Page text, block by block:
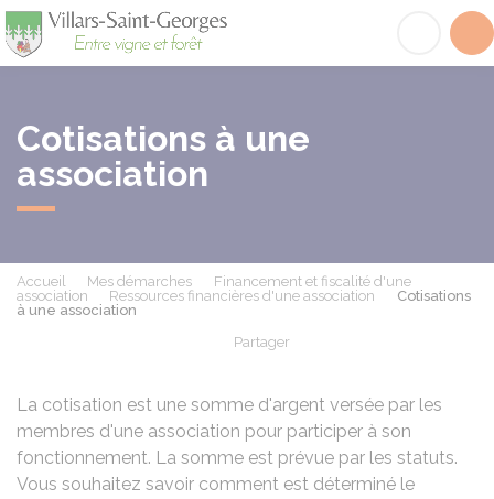
Cotisations à une
association
Accueil Mes démarches
Financement et fiscalité d'une
association
Ressources financières d'une association
Cotisations
à une association
Partager
La cotisation est une somme d'argent versée par les
membres d'une association pour participer à son
fonctionnement. La somme est prévue par les statuts.
Vous souhaitez savoir comment est déterminé le